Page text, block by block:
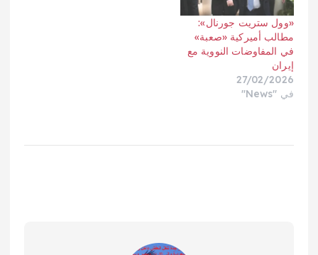
«وول ستريت جورنال»:
مطالب أميركية «صعبة»
في المفاوضات النووية مع
إيران
27/02/2026
في "News"